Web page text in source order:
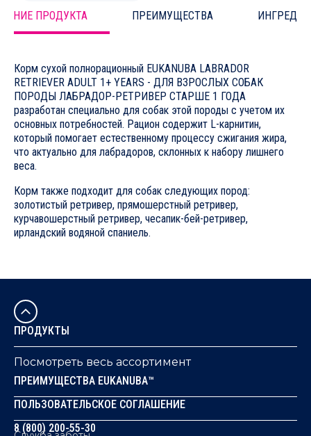
ПРОДУКТА ПРЕИМУЩЕСТВА
Корм сухой полнорационный EUKANUBA LABRADOR
RETRIEVER ADULT 1+ YEARS - ДЛЯ ВЗРОСЛЫХ СОБАК
ПОРОДЫ ЛАБРАДОР-РЕТРИВЕР СТАРШЕ 1 ГОДА
разработан специально для собак этой породы с учетом их
основных потребностей. Рацион содержит L-карнитин,
который помогает естественному процессу сжигания жира,
что актуально для лабрадоров, склонных к набору лишнего
веса.
Корм также подходит для собак следующих пород:
золотистый ретривер, прямошерстный ретривер,
курчавошерстный ретривер, чесапик-бей-ретривер,
ирландский водяной спаниель.
ЖИВОТНЫЙ БЕЛОК - ИНГРЕДИЕНТ №1
1. ОПТИМАЛЬНЫЙ ВЕС
Способствует поддержанию веса, что снижает нагрузку на суставы.
2. КОМФОРТНОЕ ПИЩЕВАРЕНИЕ
Способствует здоровью пищеварительной системы
3. ЗДОРОВЬЕ ПОЛОСТИ РТА
ПРОДУКТЫ
Посмотреть весь ассортимент
ПРЕИМУЩЕСТВА EUKANUBA™
ПОЛЬЗОВАТЕЛЬСКОЕ СОГЛАШЕНИЕ
8 (800) 200-55-30